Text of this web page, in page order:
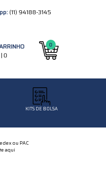
(11) 94188-3145
0
KITS DE BOLSA
ou PAC
aqui